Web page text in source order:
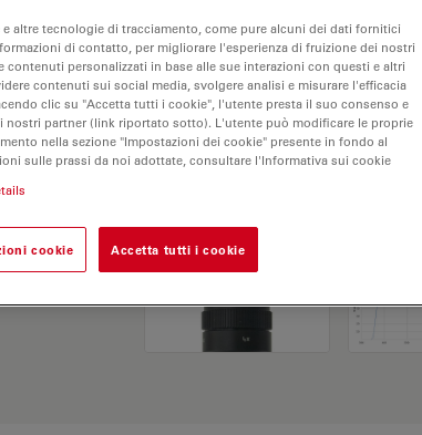
e
di
altre tecnologie di tracciamento, come pure alcuni dei dati fornitici
di contatto, per migliorare l'esperienza di fruizione dei nostri
personalizzati in base alle sue interazioni con questi e altri
contenuti sui social media, svolgere analisi e misurare l'efficacia
clic su "Accetta tutti i cookie", l'utente presta il suo consenso e
nostri partner (link riportato sotto). L'utente può modificare le proprie
nella sezione "Impostazioni dei cookie" presente in fondo al
sulle prassi da noi adottate, consultare l'Informativa sui cookie
cookie Accetta tutti i cookie